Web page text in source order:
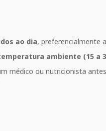
ao dia, preferencialmente
ambiente (15 a
médico ou nutricionista